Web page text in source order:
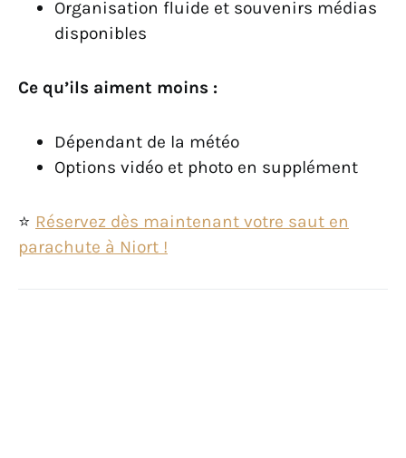
Organisation fluide et souvenirs médias
disponibles
Ce qu’ils aiment moins :
Dépendant de la météo
Options vidéo et photo en supplément
⭐️ Réservez dès maintenant votre saut en
parachute à Niort !